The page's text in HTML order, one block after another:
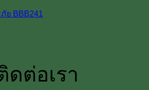
ย BBB241
ดต่อเรา